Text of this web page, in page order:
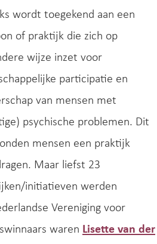
wordt toegekend aan een
of praktijk die zich op
wijze inzet voor
participatie en
van mensen met
psychische problemen. Dit
mensen een praktijk
Maar liefst 23
initiatieven werden
Vereniging voor
waren Lisette van der